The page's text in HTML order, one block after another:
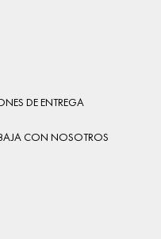
DE ENTREGA
CON NOSOTROS